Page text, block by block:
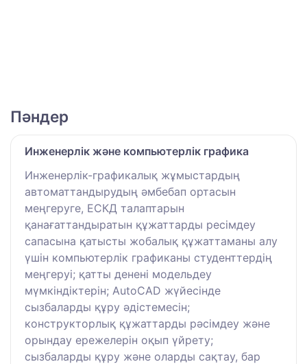
Пәндер
Инженерлік және компьютерлік графика
Инженерлік-графикалық жұмыстардың
автоматтандырудың әмбебап ортасын
меңгеруге, ЕСКД талаптарын
қанағаттандыратын құжаттарды ресімдеу
сапасына қатысты жобалық құжаттаманы алу
үшін компьютерлік графиканы студенттердің
меңгеруі; қатты денені модельдеу
мүмкіндіктерін; AutoCAD жүйесінде
сызбаларды құру әдістемесін;
конструкторлық құжаттарды рәсімдеу және
орындау ережелерін оқып үйрету;
сызбаларды құру және оларды сақтау, бар